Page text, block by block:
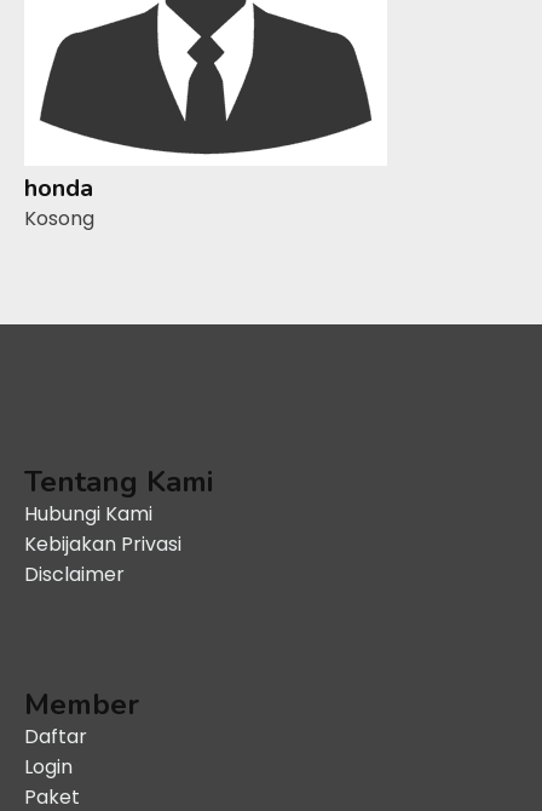
honda
Kosong
Tentang Kami
Hubungi Kami
Kebijakan Privasi
Disclaimer
Member
Daftar
Login
Paket